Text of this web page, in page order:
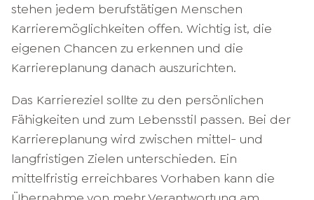
stehen jedem berufstätigen Menschen
Karrieremöglichkeiten offen. Wichtig ist, die
eigenen Chancen zu erkennen und die
Karriereplanung danach auszurichten.
Das Karriereziel sollte zu den persönlichen
Fähigkeiten und zum Lebensstil passen. Bei der
Karriereplanung wird zwischen mittel- und
langfristigen Zielen unterschieden. Ein
mittelfristig erreichbares Vorhaben kann die